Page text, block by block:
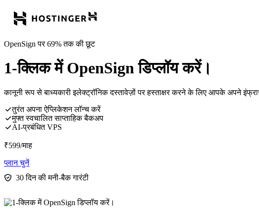
OpenSign पर 69% तक की छूट
1-क्लिक में OpenSign डिप्लॉय करें।
कानूनी रूप से बाध्यकारी इलेक्ट्रॉनिक दस्तावेज़ों पर हस्ताक्षर करने के लिए आपके अपने
तुरंत अपना ऐप्लिकेशन लॉन्च करें
मुफ्त स्वचालित साप्ताहिक बैकअप
AI-प्रबंधित VPS
₹599/माह
प्लान चुनें
30 दिन की मनी-बैक गारंटी